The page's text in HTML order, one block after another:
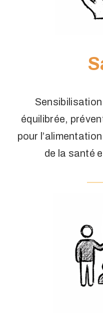
équilibrée,
pour
de la santé